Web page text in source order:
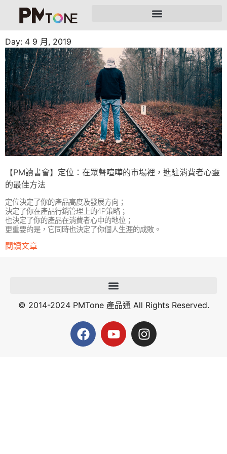
Day: 4 9 月, 2019
【PM讀書會】定位：在眾聲喧嘩的市場裡，進駐消費者心靈
的最佳方法
定位決定了你的產品高度及發展方向；
決定了你在產品行銷管理上的4P策略；
也決定了你的產品在消費者心中的地位；
更重要的是，它同時也決定了你個人生涯的成敗。
閱讀文章
© 2014-2024 PMTone 產品通 All Rights Reserved.